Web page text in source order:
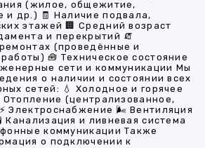
(жилое, общежитие,
и др.) 🧾 Наличие подвала,
этажей 🏢 Средний возраст
и перекрытий 🧯
(проведённые и
🧰 Техническое состояние
сети и коммуникации Мы
о наличии и состоянии всех
сетей: 💧 Холодное и горячее
(централизованное,
Электроснабжение 🌬 Вентиляция
Канализация и ливневая система
коммуникации Также
о подключении к